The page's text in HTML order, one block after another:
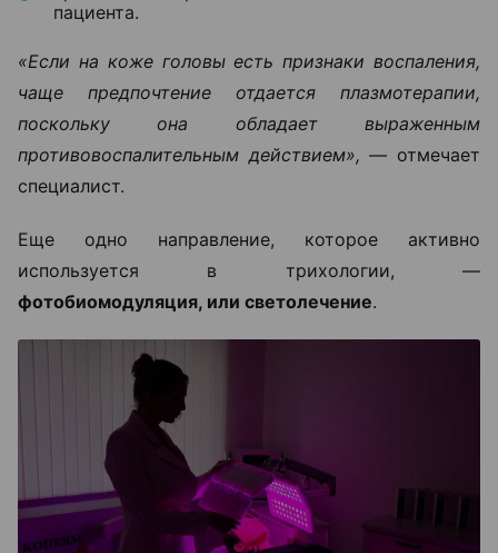
пациента.
«Если на коже головы есть признаки воспаления,
чаще предпочтение отдается плазмотерапии,
поскольку она обладает выраженным
противовоспалительным действием», — отмечает
специалист.
Еще одно направление, которое активно
используется в трихологии, —
фотобиомодуляция, или светолечение.